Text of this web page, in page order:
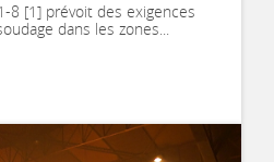
8 [1] prévoit des exigences
dans les zones...